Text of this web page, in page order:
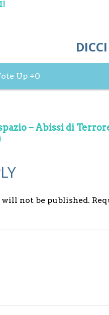
0
– Abissi di
will not be published.